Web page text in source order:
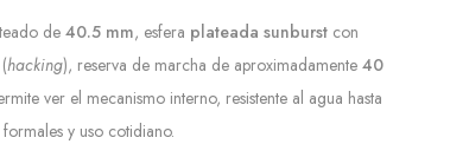
de40.5 mm, esfera plateada sunburst con
hacking), reserva de marcha de aproximadamente 40
ver el mecanismo interno, resistente al agua hasta
y uso cotidiano.